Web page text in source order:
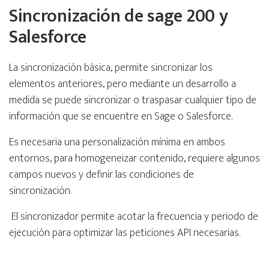
Sincronización de sage 200 y
Salesforce
La sincronización básica, permite sincronizar los
elementos anteriores, pero mediante un desarrollo a
medida se puede sincronizar o traspasar cualquier tipo de
información que se encuentre en Sage o Salesforce.
Es necesaria una personalización mínima en ambos
entornos, para homogeneizar contenido, requiere algunos
campos nuevos y definir las condiciones de
sincronización.
El sincronizador permite acotar la frecuencia y periodo de
ejecución para optimizar las peticiones API necesarias.